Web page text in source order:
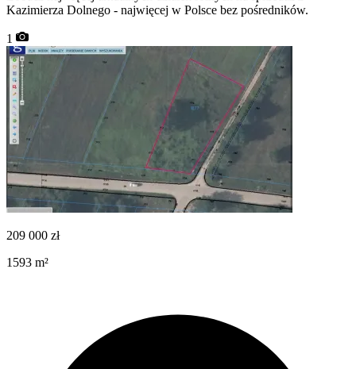
Kazimierza Dolnego - najwięcej w Polsce bez pośredników.
1
209 000 zł
1593 m²